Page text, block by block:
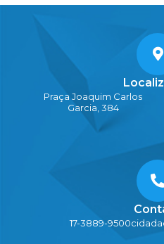
Praça Joaquim Carlos
Garcia, 384
17-3889-9500